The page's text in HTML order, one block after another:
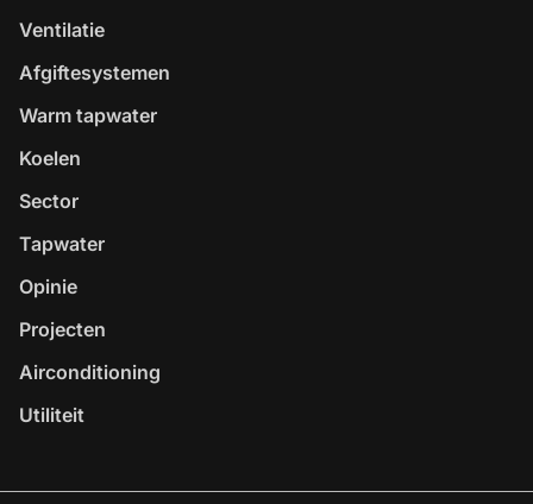
Ventilatie
Afgiftesystemen
Warm tapwater
Koelen
Sector
Tapwater
Opinie
Projecten
Airconditioning
Utiliteit